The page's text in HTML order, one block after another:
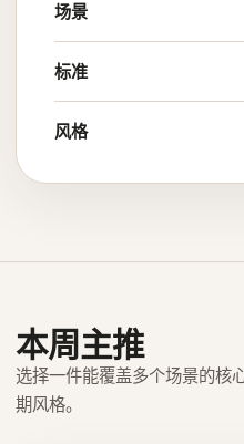
场景
标准
风格
本周主推
选择一件能覆盖多个场景的核
期风格。